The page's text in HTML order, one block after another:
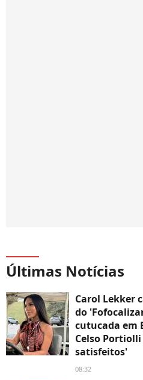
Últimas Notícias
Carol Lekker
do
cutucada em
Celso
satisfeitos'
08:32